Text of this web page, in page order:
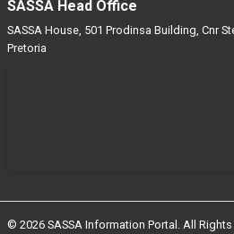
SASSA Head Office
SASSA House, 501 Prodinsa Building, Cnr
Pretoria
© 2026 SASSA Information Portal. All Rights